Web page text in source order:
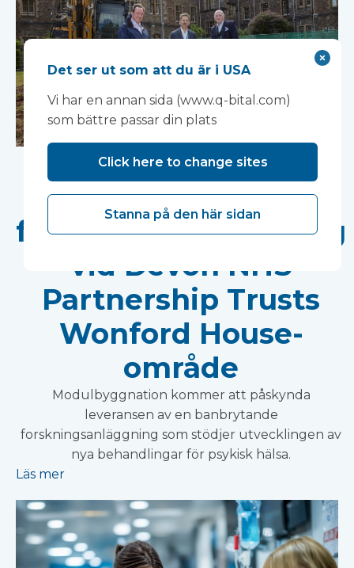
Arbetet påbörjas på
ny
forskningsanläggning
vid Devon NHS
Partnership Trusts
Wonford House-
område
Modulbyggnation kommer att påskynda
leveransen av en banbrytande
forskningsanläggning som stödjer utvecklingen av
nya behandlingar för psykisk hälsa.
Läs mer
Det ser ut som att du är i USA
Vi har en annan sida (www.q-bital.com)
som bättre passar din plats
Click here to change sites
Stanna på den här sidan